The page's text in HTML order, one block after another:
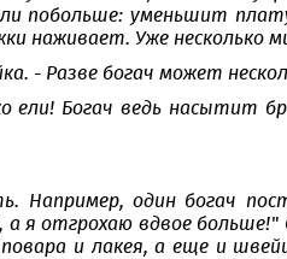
побольше: уменьшит
наживает. Уже несколько
- Разве богач может
ели! Богач ведь насытит
Например, один богач
отгрохаю вдвое больше!"
и лакея, а еще и